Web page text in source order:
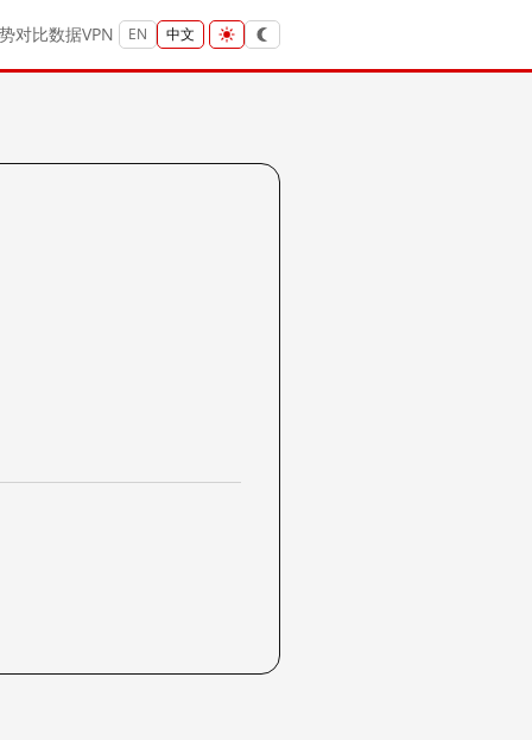
对比数据VPN EN 中文